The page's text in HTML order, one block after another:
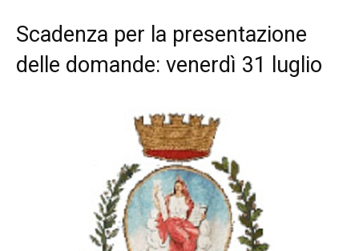
Scadenza per la presentazione
delle domande: venerdì 31 luglio